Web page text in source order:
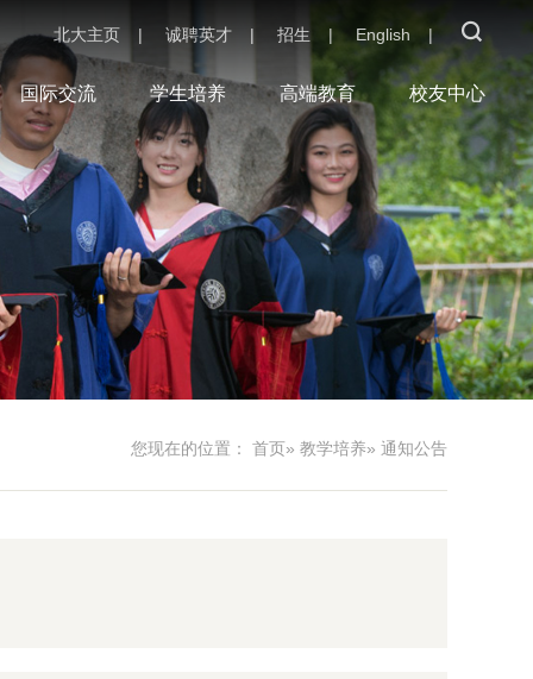
北大主页 | 诚聘英才 | 招生 | English |
国际交流 学生培养 高端教育 校友中心
您现在的位置： 首页» 教学培养» 通知公告